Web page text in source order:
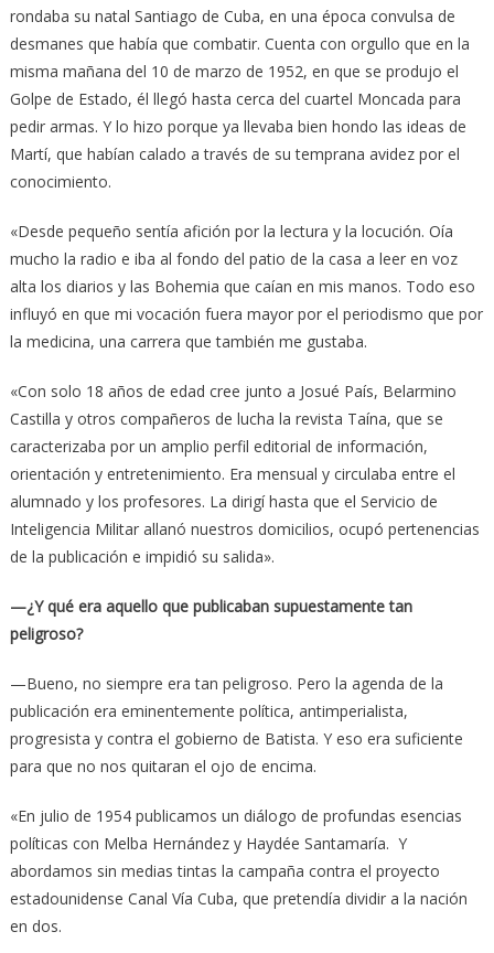
rondaba su natal Santiago de Cuba, en una época convulsa de
desmanes que había que combatir. Cuenta con orgullo que en la
misma mañana del 10 de marzo de 1952, en que se produjo el
Golpe de Estado, él llegó hasta cerca del cuartel Moncada para
pedir armas. Y lo hizo porque ya llevaba bien hondo las ideas de
Martí, que habían calado a través de su temprana avidez por el
conocimiento.
«Desde pequeño sentía afición por la lectura y la locución. Oía
mucho la radio e iba al fondo del patio de la casa a leer en voz
alta los diarios y las Bohemia que caían en mis manos. Todo eso
influyó en que mi vocación fuera mayor por el periodismo que por
la medicina, una carrera que también me gustaba.
«Con solo 18 años de edad cree junto a Josué País, Belarmino
Castilla y otros compañeros de lucha la revista Taína, que se
caracterizaba por un amplio perfil editorial de información,
orientación y entretenimiento. Era mensual y circulaba entre el
alumnado y los profesores. La dirigí hasta que el Servicio de
Inteligencia Militar allanó nuestros domicilios, ocupó pertenencias
de la publicación e impidió su salida».
—¿Y qué era aquello que publicaban supuestamente tan
peligroso?
—Bueno, no siempre era tan peligroso. Pero la agenda de la
publicación era eminentemente política, antimperialista,
progresista y contra el gobierno de Batista. Y eso era suficiente
para que no nos quitaran el ojo de encima.
«En julio de 1954 publicamos un diálogo de profundas esencias
políticas con Melba Hernández y Haydée Santamaría. Y
abordamos sin medias tintas la campaña contra el proyecto
estadounidense Canal Vía Cuba, que pretendía dividir a la nación
en dos.